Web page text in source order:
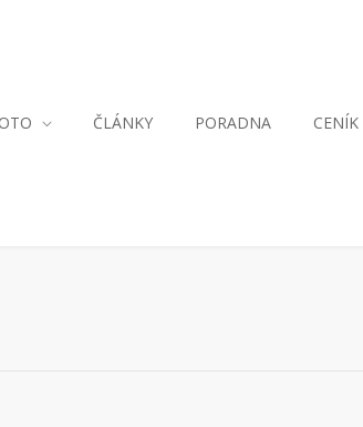
ČLÁNKY PORADNA CENÍK